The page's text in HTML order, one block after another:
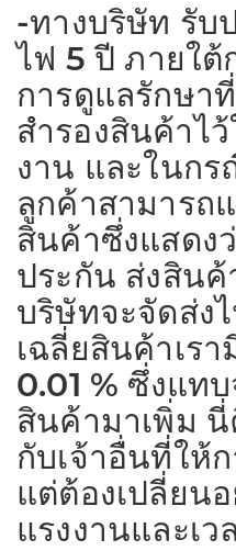
-ทางบริษัท รับ
ไฟ 5 ปี ภายใต้
การดูแลรักษา
สำรองสินค้าไ
งาน และในก
ลูกค้าสามารถ
สินค้าซึ่งแสดง
ประกัน ส่งสินค้
บริษัทจะจัดส่ง
เฉลี่ยสินค้าเรา
0.01 % ซึ่งแท
สินค้ามาเพิ่ม
กับเจ้าอื่นที่ให้
แต่ต้องเปลี่ยน
แรงงานและเว